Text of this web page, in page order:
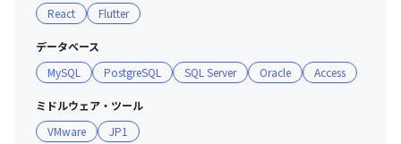
React Flutter
データベース
MySQL
PostgreSQL SQL Server Oracle Access
ミドルウェア・ツール
VMware
JP1